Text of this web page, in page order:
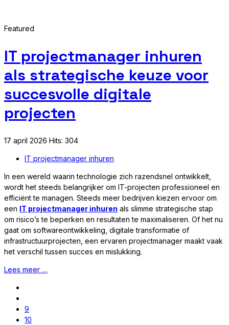
Featured
IT projectmanager inhuren
als strategische keuze voor
succesvolle digitale
projecten
17 april 2026 Hits: 304
IT projectmanager inhuren
In een wereld waarin technologie zich razendsnel ontwikkelt,
wordt het steeds belangrijker om IT-projecten professioneel en
efficiënt te managen. Steeds meer bedrijven kiezen ervoor om
een IT projectmanager inhuren als slimme strategische stap
om risico’s te beperken en resultaten te maximaliseren. Of het nu
gaat om softwareontwikkeling, digitale transformatie of
infrastructuurprojecten, een ervaren projectmanager maakt vaak
het verschil tussen succes en mislukking.
Lees meer …
9
10